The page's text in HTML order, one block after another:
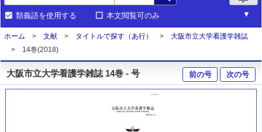
類義語を使用する 本文閲覧可のみ
ホーム 文献 タイトルで探す（あ行）
大阪市立大学看護学雑誌
14巻(2018)
大阪市立大学看護学雑誌 14巻 - 号 前の号 次の号